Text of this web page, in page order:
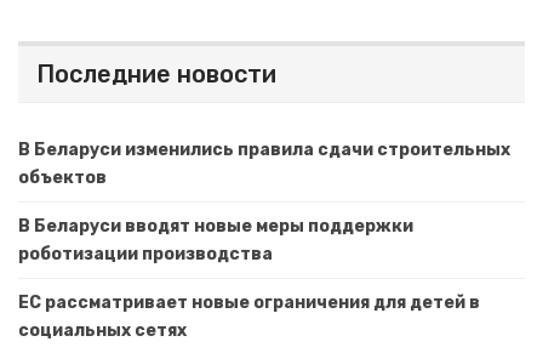
Последние новости
В Беларуси изменились правила сдачи строительных
объектов
В Беларуси вводят новые меры поддержки
роботизации производства
ЕС рассматривает новые ограничения для детей в
социальных сетях